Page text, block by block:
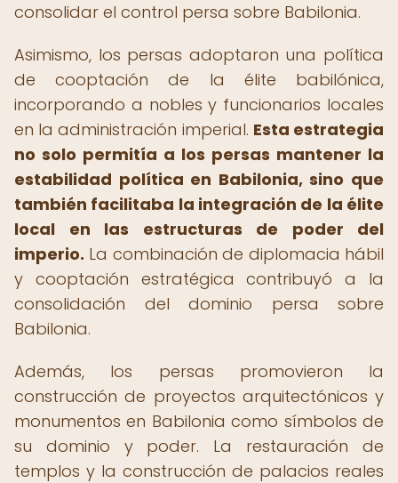
consolidar el control persa sobre Babilonia.
Asimismo, los persas adoptaron una política
de cooptación de la élite babilónica,
incorporando a nobles y funcionarios locales
en la administración imperial. Esta estrategia
no solo permitía a los persas mantener la
estabilidad política en Babilonia, sino que
también facilitaba la integración de la élite
local en las estructuras de poder del
imperio. La combinación de diplomacia hábil
y cooptación estratégica contribuyó a la
consolidación del dominio persa sobre
Babilonia.
Además, los persas promovieron la
construcción de proyectos arquitectónicos y
monumentos en Babilonia como símbolos de
su dominio y poder. La restauración de
templos y la construcción de palacios reales